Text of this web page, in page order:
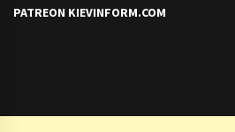
PATREON KIEVINFORM.COM